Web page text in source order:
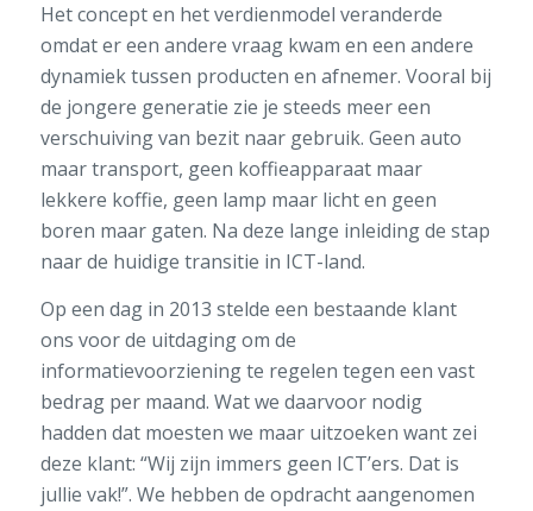
Het concept en het verdienmodel veranderde
omdat er een andere vraag kwam en een andere
dynamiek tussen producten en afnemer. Vooral bij
de jongere generatie zie je steeds meer een
verschuiving van bezit naar gebruik. Geen auto
maar transport, geen koffieapparaat maar
lekkere koffie, geen lamp maar licht en geen
boren maar gaten. Na deze lange inleiding de stap
naar de huidige transitie in ICT-land.
Op een dag in 2013 stelde een bestaande klant
ons voor de uitdaging om de
informatievoorziening te regelen tegen een vast
bedrag per maand. Wat we daarvoor nodig
hadden dat moesten we maar uitzoeken want zei
deze klant: “Wij zijn immers geen ICT’ers. Dat is
jullie vak!”. We hebben de opdracht aangenomen